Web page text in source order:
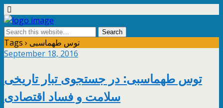
Tags › توس طهماسبی
September 18, 2016
توس طهماسبی: در جستجوی تبار تاریخی
سلامت و فساد اقتصادی